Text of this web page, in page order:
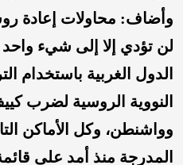
لن تؤدي إلا إلى شيء
الدول الغربية باستخدام
النووية الروسية لضرب
وواشنطن، وكل الأماكن
المدرجة منذ أمد على